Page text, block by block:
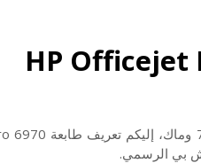
بي الرسمي.